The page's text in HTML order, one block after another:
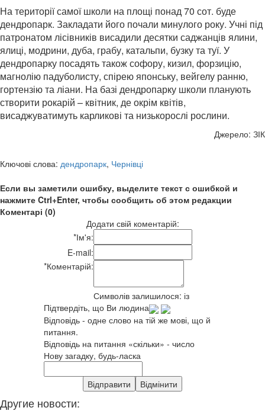
На території самої школи на площі понад 70 сот. буде
дендропарк. Закладати його почали минулого року. Учні під
патронатом лісівників висадили десятки саджанців ялини,
ялиці, модрини, дуба, грабу, катальпи, бузку та туї. У
дендропарку посадять також софору, кизил, форзицію,
магнолію падуболисту, спірею японську, вейгелу ранню,
гортензію та ліани. На базі дендропарку школи планують
створити рокарій – квітник, де окрім квітів,
висаджуватимуть карликові та низькорослі рослини.
Джерело: ЗІК
Ключові слова: дендропарк, Чернівці
Если вы заметили ошибку, выделите текст с ошибкой и
нажмите Ctrl+Enter, чтобы сообщить об этом редакции
Коментарі (0)
Додати свій коментарій:
*Ім'я:
E-mail:
*Коментарій:
Символів залишилося: із
Підтвердіть, що Ви людина
Відповідь - одне слово на тій же мові, що й
питання.
Відповідь на питання «скільки» - число
Нову загадку, будь-ласка
Другие новости: